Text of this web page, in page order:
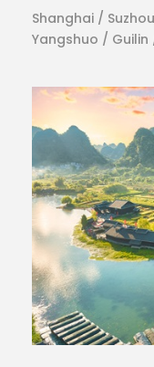
Shanghai /
Yangshuo / Guilin